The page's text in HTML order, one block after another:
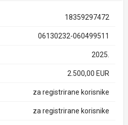
18359297472
06130232-060499511
2025.
2.500,00 EUR
za registrirane korisnike
za registrirane korisnike